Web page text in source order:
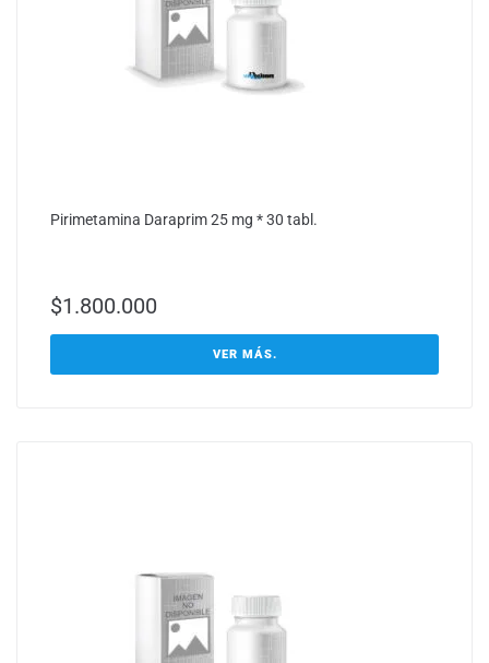
Pirimetamina Daraprim 25 mg * 30 tabl.
$1.800.000
VER MÁS.